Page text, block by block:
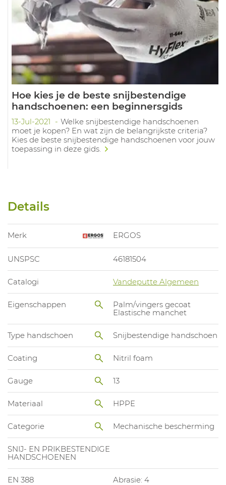
Hoe kies je de beste snijbestendige
handschoenen: een beginnersgids
13-Jul-2021
Welke snijbestendige handschoenen
moet je kopen? En wat zijn de belangrijkste criteria?
Kies de beste snijbestendige handschoenen voor jouw
toepassing in deze gids.
Details
Merk ERGOS
UNSPSC 46181504
Catalogi Vandeputte Algemeen
Eigenschappen
Palm/vingers gecoat
Elastische manchet
Type handschoen Snijbestendige handschoen
Coating Nitril foam
Gauge 13
Materiaal HPPE
Categorie Mechanische bescherming
SNIJ- EN PRIKBESTENDIGE
HANDSCHOENEN
EN 388
Abrasie: 4